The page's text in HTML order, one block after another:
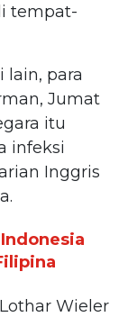
tempat-
lain, para
Jumat
itu
infeksi
Inggris
Wieler